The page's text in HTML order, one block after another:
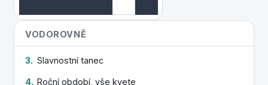
VODOROVNĚ
3. Slavnostní tanec
4. Roční období, vše kvete